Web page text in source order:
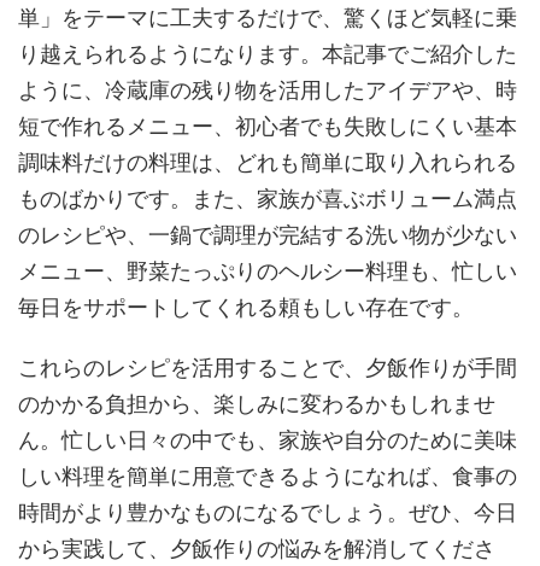
単」をテーマに工夫するだけで、驚くほど気軽に乗
り越えられるようになります。本記事でご紹介した
ように、冷蔵庫の残り物を活用したアイデアや、時
短で作れるメニュー、初心者でも失敗しにくい基本
調味料だけの料理は、どれも簡単に取り入れられる
ものばかりです。また、家族が喜ぶボリューム満点
のレシピや、一鍋で調理が完結する洗い物が少ない
メニュー、野菜たっぷりのヘルシー料理も、忙しい
毎日をサポートしてくれる頼もしい存在です。
これらのレシピを活用することで、夕飯作りが手間
のかかる負担から、楽しみに変わるかもしれませ
ん。忙しい日々の中でも、家族や自分のために美味
しい料理を簡単に用意できるようになれば、食事の
時間がより豊かなものになるでしょう。ぜひ、今日
から実践して、夕飯作りの悩みを解消してくださ